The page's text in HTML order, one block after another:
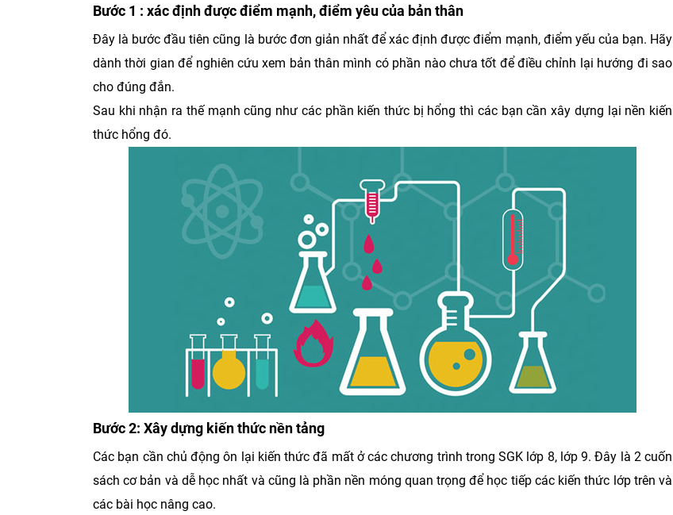
Bước 1 : xác định được điểm mạnh, điểm yêu của bản thân
Đây là bước đầu tiên cũng là bước đơn giản nhất để xác định được điểm mạnh, điểm yếu của bạn. Hãy
dành thời gian để nghiên cứu xem bản thân mình có phần nào chưa tốt để điều chỉnh lại hướng đi sao
cho đúng đắn.
Sau khi nhận ra thế mạnh cũng như các phần kiến thức bị hổng thì các bạn cần xây dựng lại nền kiến
thức hổng đó.
Bước 2: Xây dựng kiến thức nền tảng
Các bạn cần chủ động ôn lại kiến thức đã mất ở các chương trình trong SGK lớp 8, lớp 9. Đây là 2 cuốn
sách cơ bản và dễ học nhất và cũng là phần nền móng quan trọng để học tiếp các kiến thức lớp trên và
các bài học nâng cao.